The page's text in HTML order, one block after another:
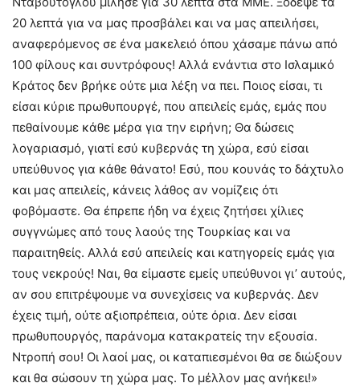
20 λεπτά για να μας προσβάλει και να μας απειλήσει,
αναφερόμενος σε ένα μακελειό όπου χάσαμε πάνω από
100 φίλους και συντρόφους! Αλλά ενάντια στο Ισλαμικό
Κράτος δεν βρήκε ούτε μια λέξη να πει. Ποιος είσαι, τι
είσαι κύριε πρωθυπουργέ, που απειλείς εμάς, εμάς που
πεθαίνουμε κάθε μέρα για την ειρήνη; Θα δώσεις
λογαριασμό, γιατί εσύ κυβερνάς τη χώρα, εσύ είσαι
υπεύθυνος για κάθε θάνατο! Εσύ, που κουνάς το δάχτυλο
και μας απειλείς, κάνεις λάθος αν νομίζεις ότι
φοβόμαστε. Θα έπρεπε ήδη να έχεις ζητήσει χίλιες
συγγνώμες από τους λαούς της Τουρκίας και να
παραιτηθείς. Αλλά εσύ απειλείς και κατηγορείς εμάς για
τους νεκρούς! Ναι, θα είμαστε εμείς υπεύθυνοι γι’ αυτούς,
αν σου επιτρέψουμε να συνεχίσεις να κυβερνάς. Δεν
έχεις τιμή, ούτε αξιοπρέπεια, ούτε όρια. Δεν είσαι
πρωθυπουργός, παράνομα κατακρατείς την εξουσία.
Ντροπή σου! Οι λαοί μας, οι καταπιεσμένοι θα σε διώξουν
και θα σώσουν τη χώρα μας. Το μέλλον μας ανήκει!»